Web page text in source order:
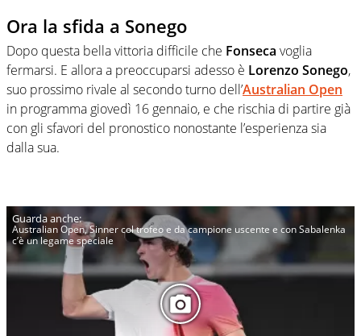
Ora la sfida a Sonego
Dopo questa bella vittoria difficile che Fonseca voglia
fermarsi. E allora a preoccuparsi adesso è Lorenzo Sonego,
suo prossimo rivale al secondo turno dell’Australian Open
in programma giovedì 16 gennaio, e che rischia di partire già
con gli sfavori del pronostico nonostante l’esperienza sia
dalla sua.
Australian Open, Sinner col trofeo e da campione uscente e con Sabalenka
c’è un legame speciale